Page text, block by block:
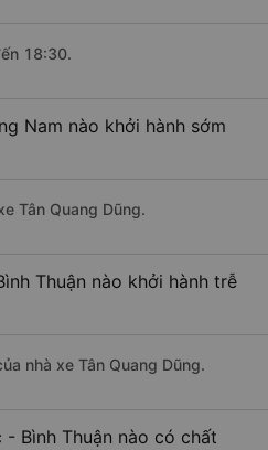
18:30.
Nam nào khởi hành sớm
Tân Quang Dũng.
Thuận nào khởi hành trễ
nhà xe Tân Quang Dũng.
Bình Thuận nào có chất